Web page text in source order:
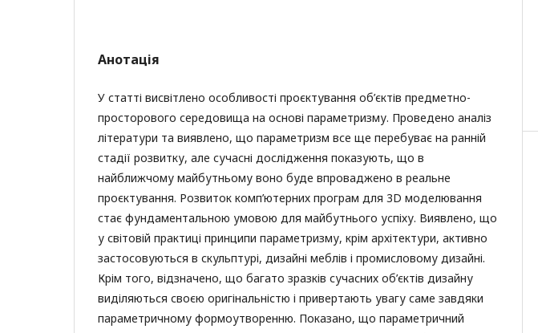
Анотація
У статті висвітлено особливості проєктування об’єктів предметно-
просторового середовища на основі параметризму. Проведено аналіз
літератури та виявлено, що параметризм все ще перебуває на ранній
стадії розвитку, але сучасні дослідження показують, що в
найближчому майбутньому воно буде впроваджено в реальне
проєктування. Розвиток комп’ютерних програм для 3D моделювання
стає фундаментальною умовою для майбутнього успіху. Виявлено, що
у світовій практиці принципи параметризму, крім архітектури, активно
застосовуються в скульптурі, дизайні меблів і промисловому дизайні.
Крім того, відзначено, що багато зразків сучасних об’єктів дизайну
виділяються своєю оригінальністю і привертають увагу саме завдяки
параметричному формоутворенню. Показано, що параметричний